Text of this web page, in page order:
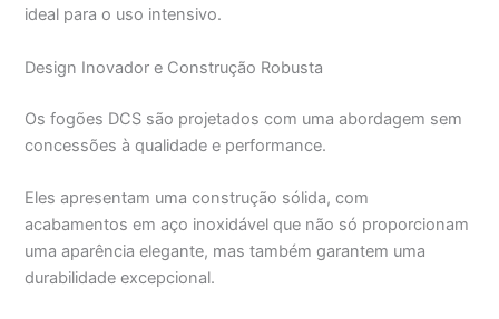
ideal para o uso intensivo.
Design Inovador e Construção Robusta
Os fogões DCS são projetados com uma abordagem sem
concessões à qualidade e performance.
Eles apresentam uma construção sólida, com
acabamentos em aço inoxidável que não só proporcionam
uma aparência elegante, mas também garantem uma
durabilidade excepcional.